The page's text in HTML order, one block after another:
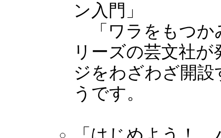
ン入門」
「ワラをもつか
リーズの芸文社
ジをわざわざ開
うです。